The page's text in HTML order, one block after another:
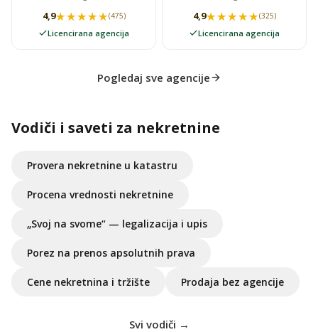
4,9★★★★★
★★★★★(475)
Licencirana agencija
4,9★★★★★
★★★★★(325)
Licencirana agencija
Pogledaj sve agencije
Vodiči i saveti za nekretnine
Provera nekretnine u katastru
Procena vrednosti nekretnine
„Svoj na svome“ — legalizacija i upis
Porez na prenos apsolutnih prava
Cene nekretnina i tržište Prodaja bez agencije
Svi vodiči →